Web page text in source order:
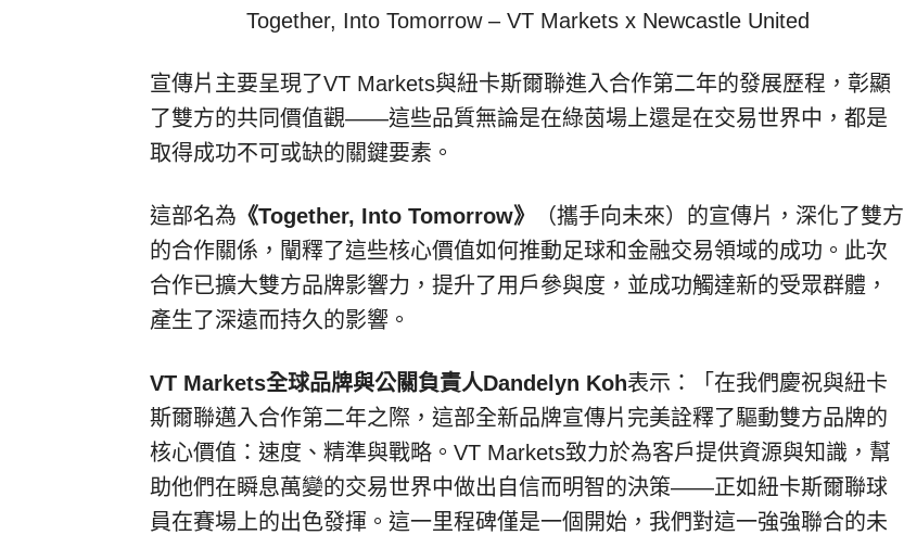
Together, Into Tomorrow – VT Markets x Newcastle United
宣傳片主要呈現了VT Markets與紐卡斯爾聯進入合作第二年的發展歷程，彰顯
了雙方的共同價值觀——這些品質無論是在綠茵場上還是在交易世界中，都是
取得成功不可或缺的關鍵要素。
這部名為 《Together, Into Tomorrow》
（攜手向未來）的宣傳片，深化了雙方
的合作關係，闡釋了這些核心價值如何推動足球和金融交易領域的成功。此次
合作已擴大雙方品牌影響力，提升了用戶參與度，並成功觸達新的受眾群體，
產生了深遠而持久的影響。
VT Markets全球品牌與公關負責人Dandelyn Koh表示：「在我們慶祝與紐卡
斯爾聯邁入合作第二年之際，這部全新品牌宣傳片完美詮釋了驅動雙方品牌的
核心價值：速度、精準與戰略。VT Markets致力於為客戶提供資源與知識，幫
助他們在瞬息萬變的交易世界中做出自信而明智的決策——正如紐卡斯爾聯球
員在賽場上的出色發揮。這一里程碑僅是一個開始，我們對這一強強聯合的未